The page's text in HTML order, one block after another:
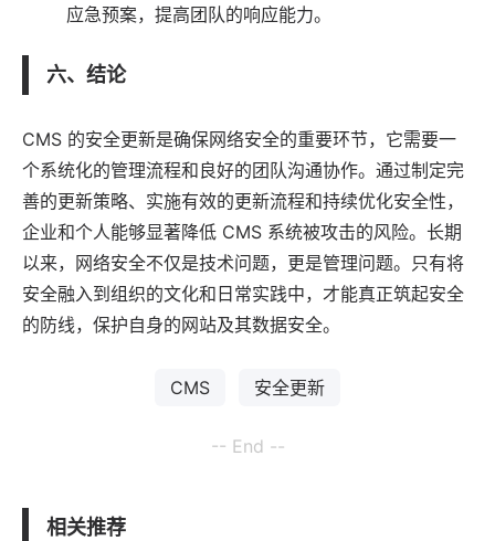
应急预案，提高团队的响应能力。
六、结论
CMS 的安全更新是确保网络安全的重要环节，它需要一
个系统化的管理流程和良好的团队沟通协作。通过制定完
善的更新策略、实施有效的更新流程和持续优化安全性，
企业和个人能够显著降低 CMS 系统被攻击的风险。长期
以来，网络安全不仅是技术问题，更是管理问题。只有将
安全融入到组织的文化和日常实践中，才能真正筑起安全
的防线，保护自身的网站及其数据安全。
CMS 安全更新
-- End --
相关推荐